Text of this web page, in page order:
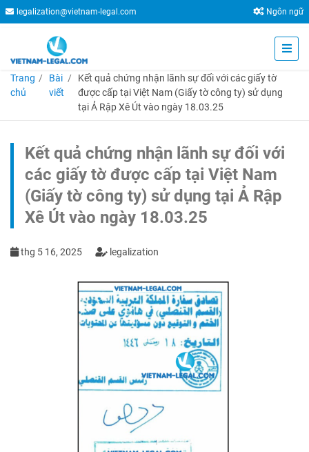
legalization@vietnam-legal.com Ngôn ngữ
Trang
chủ
Bài
viết
Kết quả chứng nhận lãnh sự đối với các giấy tờ
được cấp tại Việt Nam (Giấy tờ công ty) sử dụng
tại Ả Rập Xê Út vào ngày 18.03.25
Kết quả chứng nhận lãnh sự đối với
các giấy tờ được cấp tại Việt Nam
(Giấy tờ công ty) sử dụng tại Ả Rập
Xê Út vào ngày 18.03.25
thg 5 16, 2025 legalization